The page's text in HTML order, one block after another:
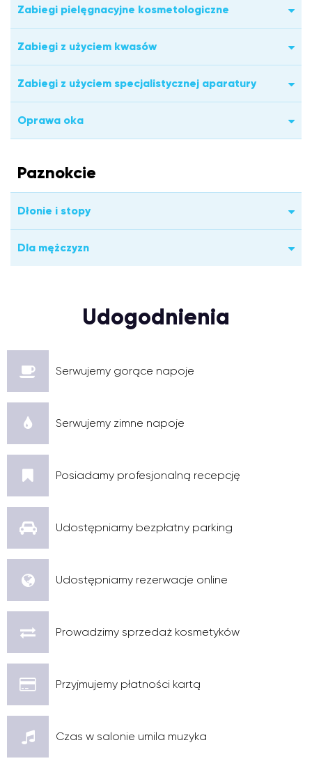
Zabiegi pielęgnacyjne kosmetologiczne
Zabiegi z użyciem kwasów
Zabiegi z użyciem specjalistycznej aparatury
Oprawa oka
Paznokcie
Dłonie i stopy
Dla mężczyzn
Udogodnienia
Serwujemy gorące napoje
Serwujemy zimne napoje
Posiadamy profesjonalną recepcję
Udostępniamy bezpłatny parking
Udostępniamy rezerwacje online
Prowadzimy sprzedaż kosmetyków
Przyjmujemy płatności kartą
Czas w salonie umila muzyka